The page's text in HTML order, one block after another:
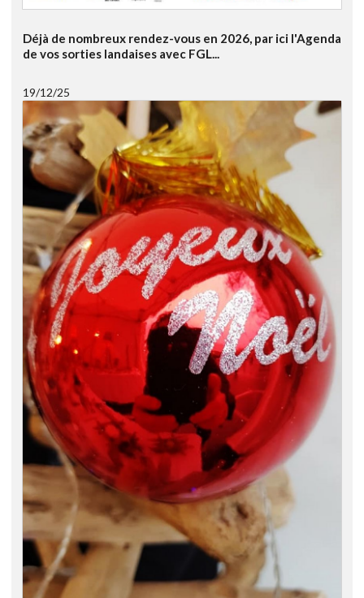
Déjà de nombreux rendez-vous en 2026, par ici l'Agenda
de vos sorties landaises avec FGL...
19/12/25